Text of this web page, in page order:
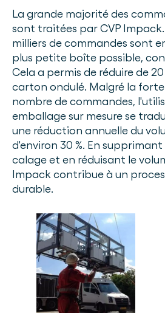
La grande majorité des
sont traitées par CVP
milliers de commandes sont
plus petite boîte possible,
Cela a permis de réduire de
carton ondulé. Malgré la
nombre de commandes,
emballage sur mesure se
une réduction annuelle du
d'environ 30 %. En
calage et en réduisant le
Impack contribue à un
durable.